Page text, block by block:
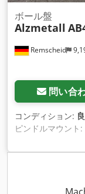
Remscheid
ボール盤
Alzmetall
問い合
コンディション:
ピンドルマウント: